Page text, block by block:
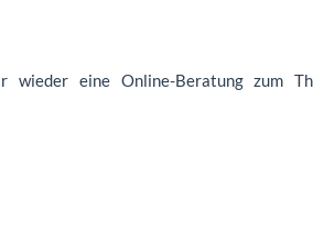
wieder eine Online-Beratung zum